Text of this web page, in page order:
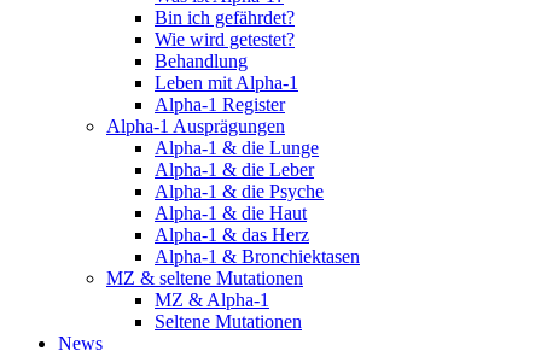
Bin ich gefährdet?
Wie wird getestet?
Behandlung
Leben mit Alpha-1
Alpha-1 Register
Alpha-1 Ausprägungen
Alpha-1 & die Lunge
Alpha-1 & die Leber
Alpha-1 & die Psyche
Alpha-1 & die Haut
Alpha-1 & das Herz
Alpha-1 & Bronchiektasen
MZ & seltene Mutationen
MZ & Alpha-1
Seltene Mutationen
News